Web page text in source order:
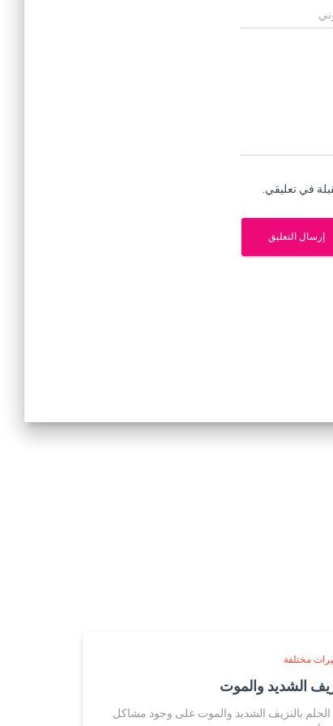
في تعليقي.
مختلفة
الشديد والموت
الحلم بالنزيف الشديد والموت على وجود مشاكل